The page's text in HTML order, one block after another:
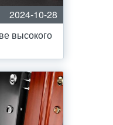
2024-10-28
высокого